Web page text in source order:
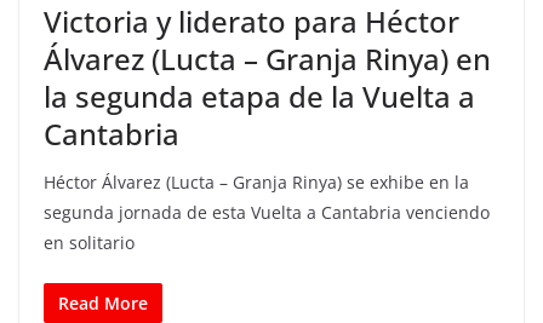
Victoria y liderato para Héctor
Álvarez (Lucta – Granja Rinya) en
la segunda etapa de la Vuelta a
Cantabria
Héctor Álvarez (Lucta – Granja Rinya) se exhibe en la
segunda jornada de esta Vuelta a Cantabria venciendo
en solitario
Read More